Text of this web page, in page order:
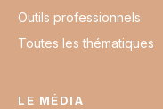
Outils professionnels
Toutes les thématiques
LE MÉDIA